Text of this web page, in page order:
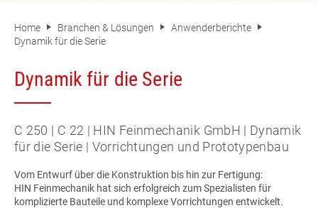
Home Branchen & Lösungen
Anwenderberichte
Dynamik für die Serie
Dynamik für die Serie
C 250 | C 22 | HIN Feinmechanik GmbH | Dynamik
für die Serie | Vorrichtungen und Prototypenbau
Vom Entwurf über die Konstruktion bis hin zur Fertigung:
HIN Feinmechanik hat sich erfolgreich zum Spezialisten für
komplizierte Bauteile und komplexe Vorrichtungen entwickelt.